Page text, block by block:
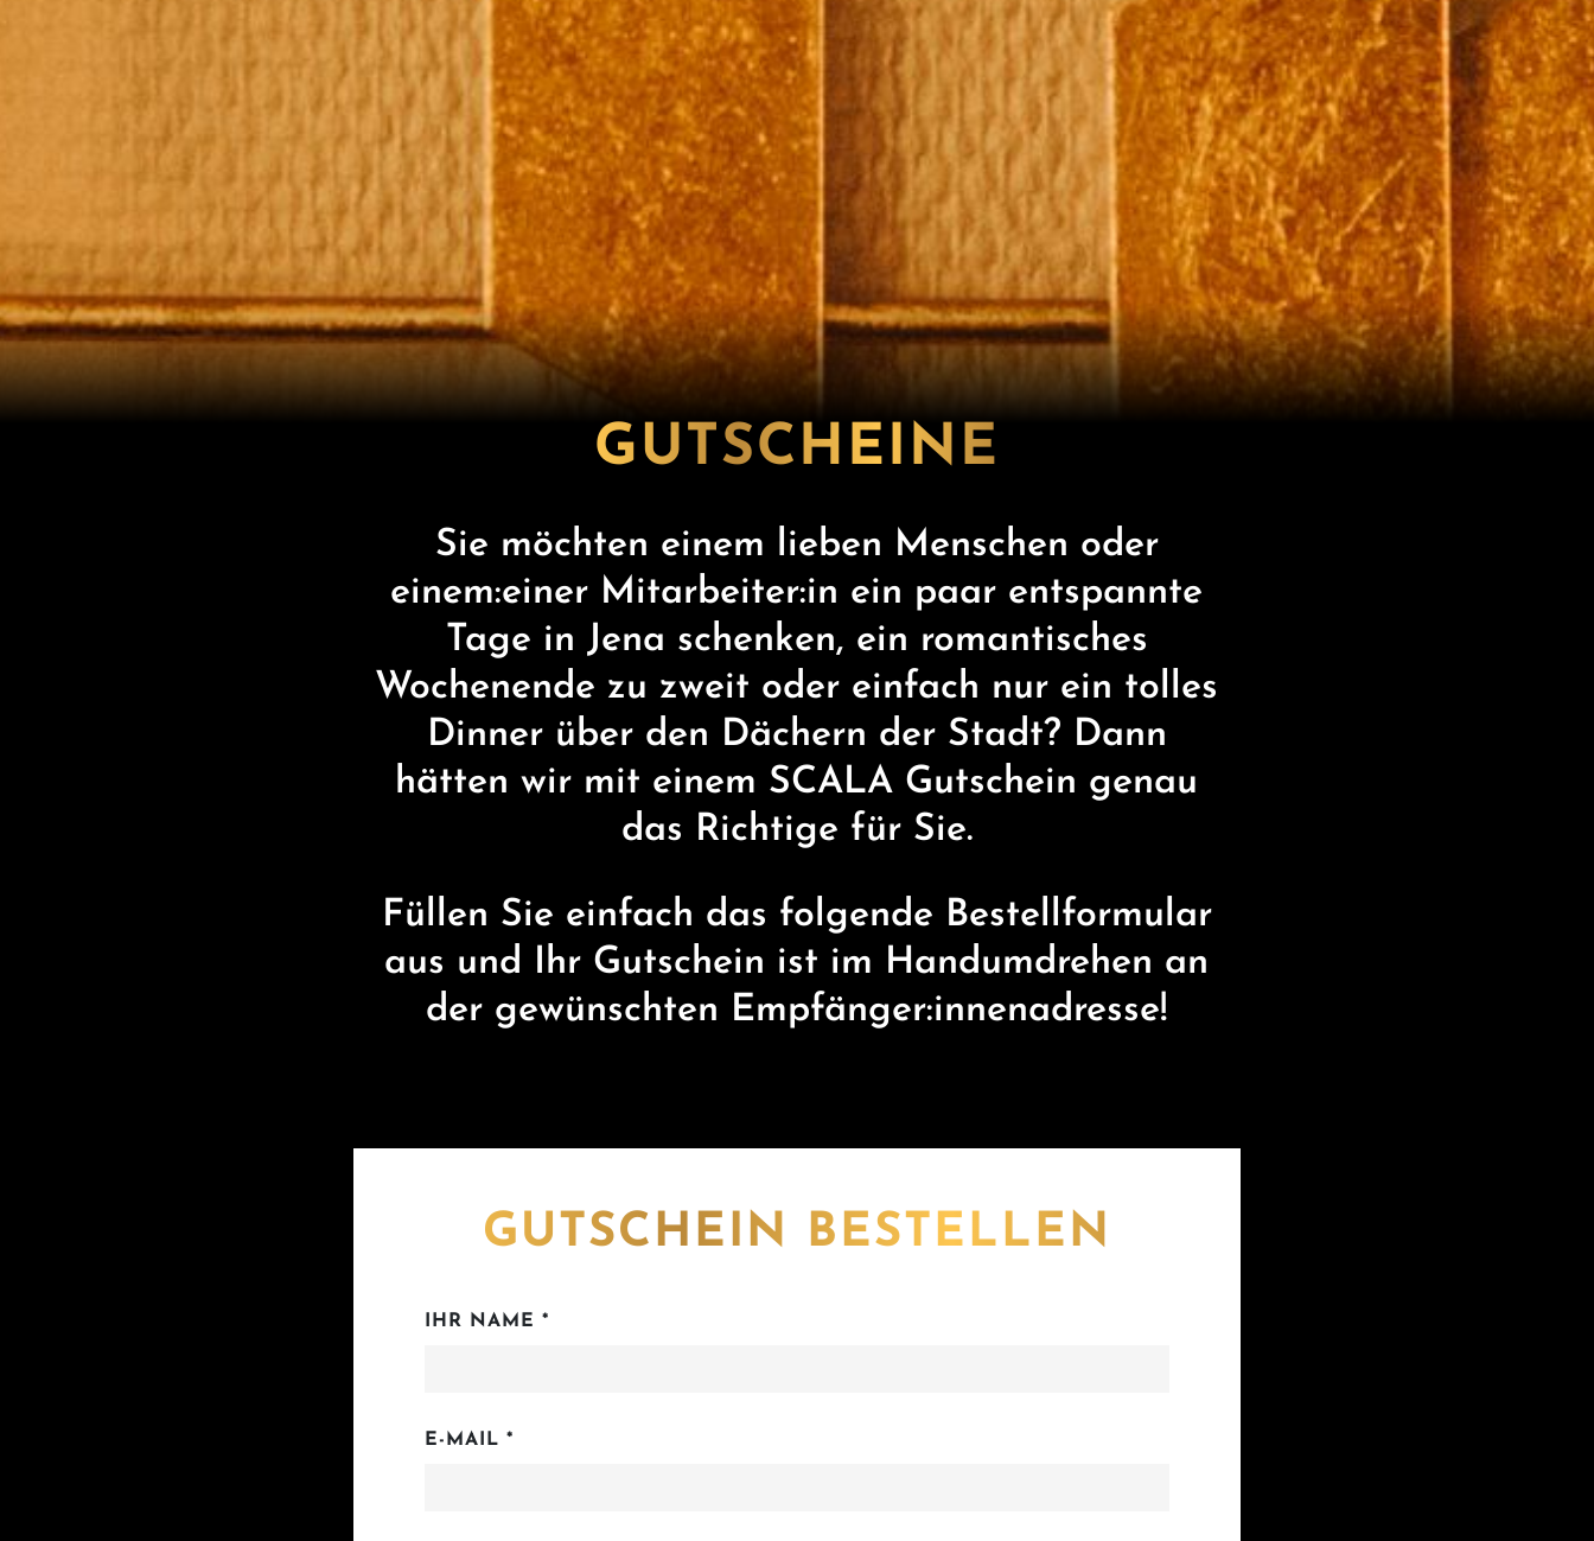
GUTSCHEINE
Sie möchten einem lieben Menschen oder
einem:einer Mitarbeiter:in ein paar entspannte
Tage in Jena schenken, ein romantisches
Wochenende zu zweit oder einfach nur ein tolles
Dinner über den Dächern der Stadt? Dann
hätten wir mit einem SCALA Gutschein genau
das Richtige für Sie.
Füllen Sie einfach das folgende Bestellformular
aus und Ihr Gutschein ist im Handumdrehen an
der gewünschten Empfänger:innenadresse!
GUTSCHEIN BESTELLEN
IHR NAME *
E-MAIL *